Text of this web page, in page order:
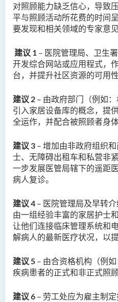
对照顾能力缺乏信心，导致
平与照顾活动所花费的时间
要发现和相关领域的专家意
建议 1 – 医院管理局、卫生
开发综合网站或应用程式，
台，并提升社区资源的可用性
建议 2 – 由政府部门（例如
引入家居设备库的概念，提
全运作， 并配合被照顾者身
建议 3 – 增加由非政府组织
士、无障碍出租车和私营非
一步发展医管局辖下的遥距
病人复诊。
建议4 – 医院管理局及早转
由一组经验丰富的家居护士
让他们连接临床管理系统和
解病人的最新医疗状况，以
建议5 – 由合资格机构（例
疾病患者的正式和非正式照
建议6 – 劳工处应为雇主制